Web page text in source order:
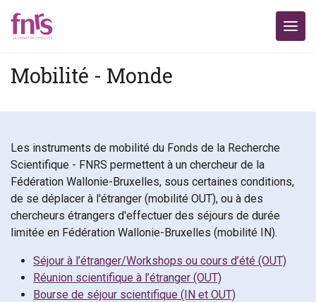
Mobilité - Monde
Les instruments de mobilité du Fonds de la Recherche
Scientifique - FNRS permettent à un chercheur de la
Fédération Wallonie-Bruxelles, sous certaines conditions,
de se déplacer à l'étranger (mobilité OUT), ou à des
chercheurs étrangers d'effectuer des séjours de durée
limitée en Fédération Wallonie-Bruxelles (mobilité IN).
Séjour à l’étranger/Workshops ou cours d’été (OUT)
Réunion scientifique à l’étranger (OUT)
Bourse de séjour scientifique (IN et OUT)